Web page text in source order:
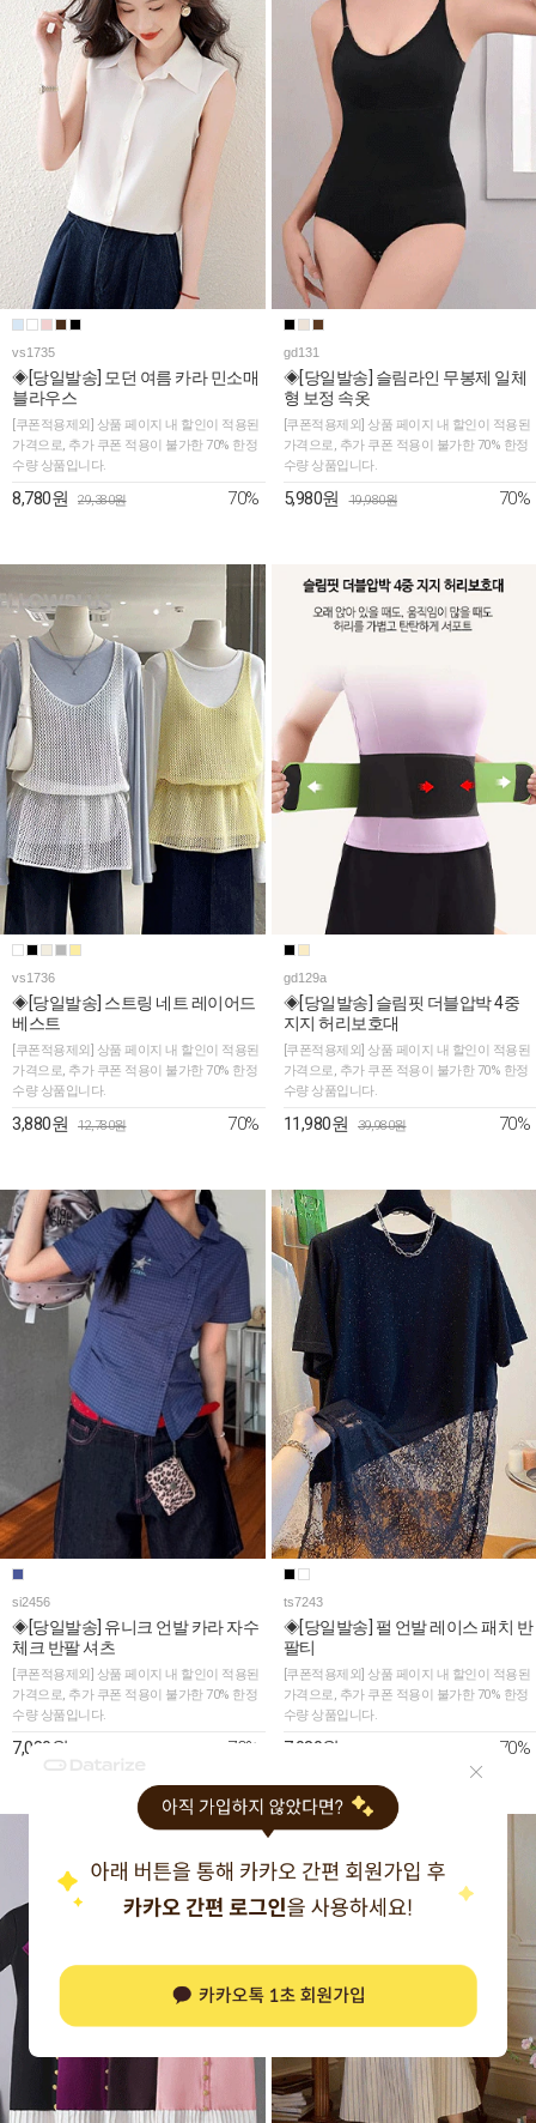
vs1735
◈[당일발송] 모던 여름 카라 민소매
블라우스
[쿠폰적용제외] 상품 페이지 내 할인이 적용된
가격으로, 추가 쿠폰 적용이 불가한 70% 한정
수량 상품입니다.
8,780원 29,380원 70%
gd131
◈[당일발송] 슬림라인 무봉제 일체
형 보정 속옷
[쿠폰적용제외] 상품 페이지 내 할인이 적용된
가격으로, 추가 쿠폰 적용이 불가한 70% 한정
수량 상품입니다.
5,980원 19,980원 70%
vs1736
◈[당일발송] 스트링 네트 레이어드
베스트
[쿠폰적용제외] 상품 페이지 내 할인이 적용된
가격으로, 추가 쿠폰 적용이 불가한 70% 한정
수량 상품입니다.
3,880원 12,780원 70%
gd129a
◈[당일발송] 슬림핏 더블압박 4중
지지 허리보호대
[쿠폰적용제외] 상품 페이지 내 할인이 적용된
가격으로, 추가 쿠폰 적용이 불가한 70% 한정
수량 상품입니다.
11,980원 39,980원 70%
si2456
◈[당일발송] 유니크 언발 카라 자수
체크 반팔 셔츠
[쿠폰적용제외] 상품 페이지 내 할인이 적용된
가격으로, 추가 쿠폰 적용이 불가한 70% 한정
수량 상품입니다.
7,080원 70%
ts7243
◈[당일발송] 펄 언발 레이스 패치 반
팔티
[쿠폰적용제외] 상품 페이지 내 할인이 적용된
가격으로, 추가 쿠폰 적용이 불가한 70% 한정
수량 상품입니다.
7,080원 70%